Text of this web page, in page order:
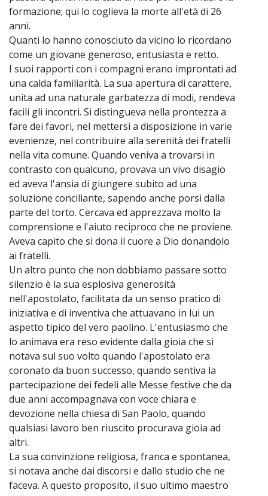
formazione; qui lo coglieva la morte all'età di 26
anni.
Quanti lo hanno conosciuto da vicino lo ricordano
come un giovane generoso, entusiasta e retto.
I suoi rapporti con i compagni erano improntati ad
una calda familiarità. La sua apertura di carattere,
unita ad una naturale garbatezza di modi, rendeva
facili gli incontri. Si distingueva nella prontezza a
fare dei favori, nel mettersi a disposizione in varie
evenienze, nel contribuire alla serenità dei fratelli
nella vita comune. Quando veniva a trovarsi in
contrasto con qualcuno, provava un vivo disagio
ed aveva l'ansia di giungere subito ad una
soluzione conciliante, sapendo anche porsi dalla
parte del torto. Cercava ed apprezzava molto la
comprensione e l'aiuto reciproco che ne proviene.
Aveva capito che si dona il cuore a Dio donandolo
ai fratelli.
Un altro punto che non dobbiamo passare sotto
silenzio è la sua esplosiva generosità
nell'apostolato, facilitata da un senso pratico di
iniziativa e di inventiva che attuavano in lui un
aspetto tipico del vero paolino. L'entusiasmo che
lo animava era reso evidente dalla gioia che si
notava sul suo volto quando l'apostolato era
coronato da buon successo, quando sentiva la
partecipazione dei fedeli alle Messe festive che da
due anni accompagnava con voce chiara e
devozione nella chiesa di San Paolo, quando
qualsiasi lavoro ben riuscito procurava gioia ad
altri.
La sua convinzione religiosa, franca e spontanea,
si notava anche dai discorsi e dallo studio che ne
faceva. A questo proposito, il suo ultimo maestro